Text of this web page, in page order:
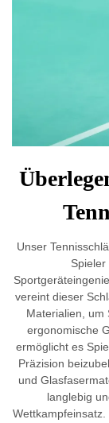
Unser
Spieler
vereint dieser
Materialien, um
ergonomische
ermöglicht es
Präzision
und
langlebig